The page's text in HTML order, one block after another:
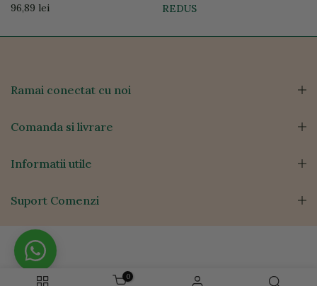
96,89 lei
REDUS
Ramai conectat cu noi
Comanda si livrare
Informatii utile
Suport Comenzi
0